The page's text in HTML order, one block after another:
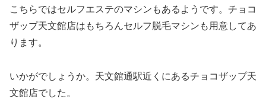
こちらではセルフエステのマシンもあるようです。チョコ
ザップ天文館店はもちろんセルフ脱毛マシンも用意してあ
ります。
いかがでしょうか。天文館通駅近くにあるチョコザップ天
文館店でした。